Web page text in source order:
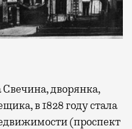
Причем
более
миру.
дворянка,
в 1828 году стала
(проспект